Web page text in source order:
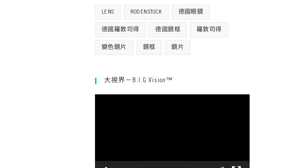
LENS RODENSTOCK 德國眼鏡
德國羅敦司得 德國鏡框 羅敦司得
變色鏡片 鏡框 鏡片
大視界－B.I.G Vision™